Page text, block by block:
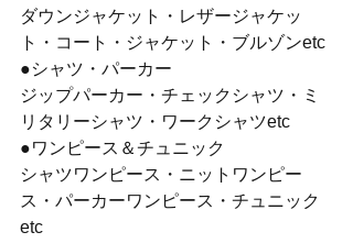
ダウンジャケット・レザージャケッ
ト・コート・ジャケット・ブルゾンetc
●シャツ・パーカー
ジップパーカー・チェックシャツ・ミ
リタリーシャツ・ワークシャツetc
●ワンピース＆チュニック
シャツワンピース・ニットワンピー
ス・パーカーワンピース・チュニック
etc